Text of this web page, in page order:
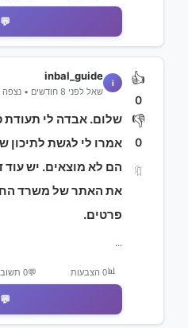
👍
0
👎
0
🔖
i
inbal_guide
שאל לפני 8 חודשים • נצפה 55 פעמים
אמרו לי לגשת לתיכון
הם לא מוצאים. יש
את האתר של משרד
פרטים.
...
📊0 הצבעות 💬0 תשובות